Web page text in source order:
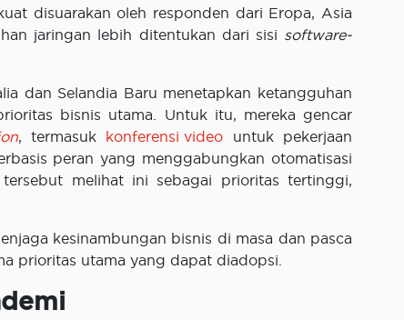
disuarakan oleh responden dari Eropa, Asia
jaringan lebih ditentukan dari sisi software-
dan Selandia Baru menetapkan ketangguhan
bisnis utama. Untuk itu, mereka gencar
, termasuk konferensi video untuk pekerjaan
peran yang menggabungkan otomatisasi
melihat ini sebagai prioritas tertinggi,
kesinambungan bisnis di masa dan pasca
prioritas utama yang dapat diadopsi.